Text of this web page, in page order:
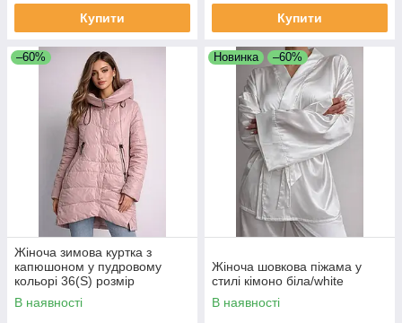
Купити Купити
–60%
Жіноча зимова куртка з
капюшоном у пудровому
кольорі 36(S) розмір
В наявності
Новинка –60%
Жіноча шовкова піжама у
стилі кімоно біла/white
В наявності